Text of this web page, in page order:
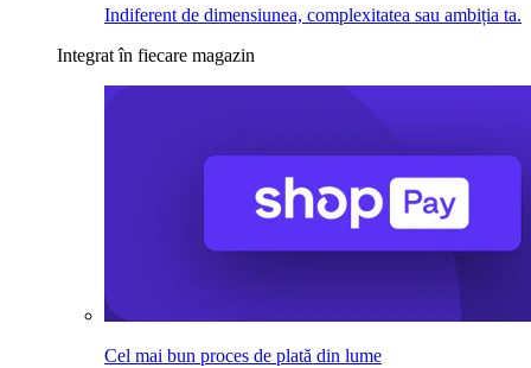
Indiferent de dimensiunea, complexitatea sau ambiția ta.
Integrat în fiecare magazin
Cel mai bun proces de plată din lume